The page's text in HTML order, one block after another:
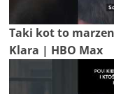
Taki kot to
Klara | HBO Max